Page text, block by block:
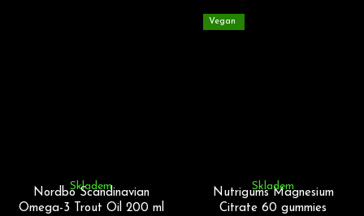
Nordbo Scandinavian
Omega-3 Trout Oil 200 ml
Skladem
Vegan
Nutrigums Magnesium
Citrate 60 gummies
Skladem